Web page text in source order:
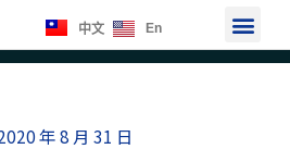
中文 En 選
單
年 8 月 31 日